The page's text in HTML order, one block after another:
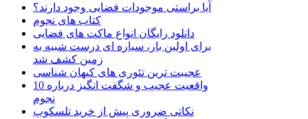
آیا براستی موجودات فضایی وجود دارند؟
کتاب های نجوم
دانلود رایگان انواع ماکت های فضایی
برای اولین بار، سیاره ای درست شبیه به
زمین کشف شد
عجیبت ترین تئوری های کیهان شناسی
10 واقعیت عجیب و شگفت انگیز درباره
نجوم
نکاتی ضروری پیش از خرید تلسکوپ